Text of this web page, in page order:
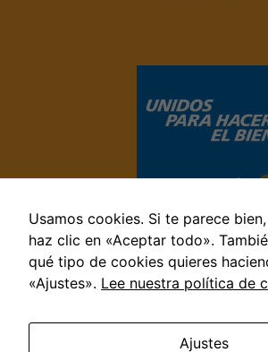
Aviso legal
Usamos cookies. Si te parece
haz clic en «Aceptar todo».
qué tipo de cookies quieres
«Ajustes». Lee nuestra política de
Ajustes
son
Son
para